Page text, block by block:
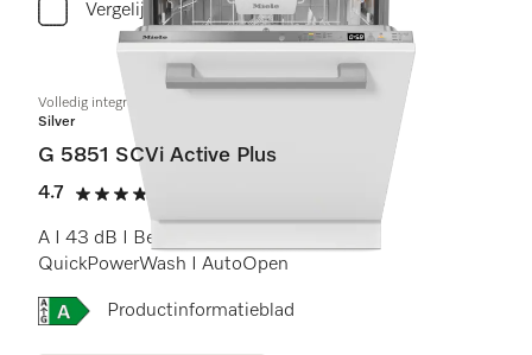
Vergelijken
Volledig integreerbare vaatwassers
Silver
G 5851 SCVi Active Plus
4.7
4.7 sterren op 5
A I 43 dB I Besteklade I Comfort rekken I
QuickPowerWash I AutoOpen
Online Label Flag, Energielabel
Productinformatieblad